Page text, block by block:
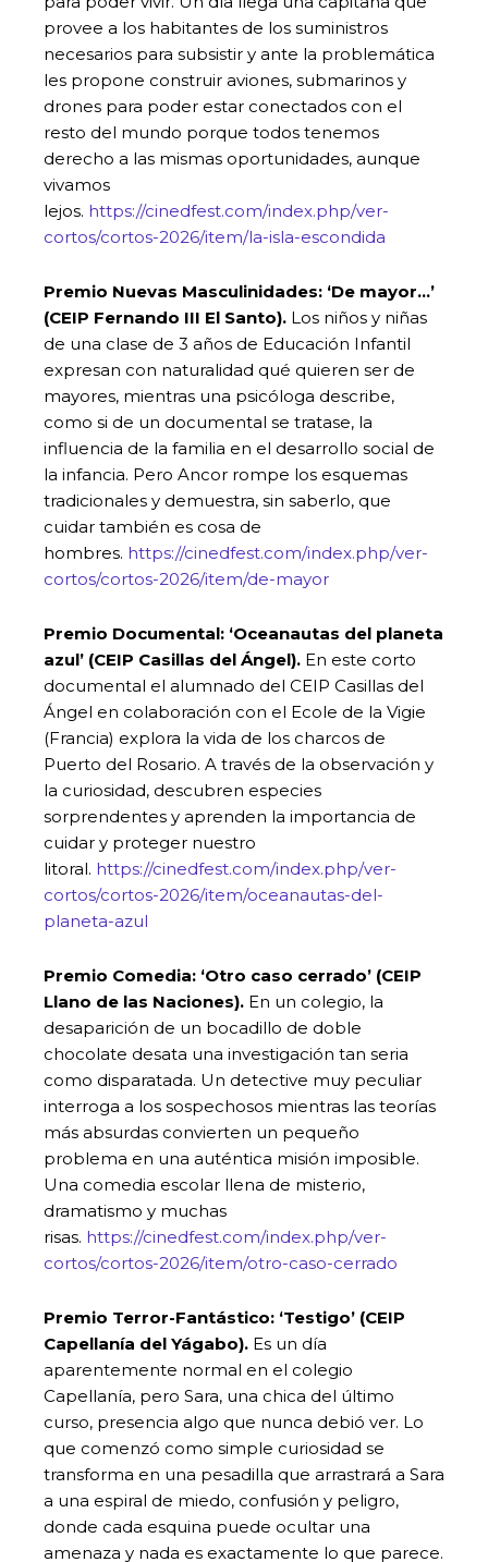
provee a los habitantes de los suministros
necesarios para subsistir y ante la problemática
les propone construir aviones, submarinos y
drones para poder estar conectados con el
resto del mundo porque todos tenemos
derecho a las mismas oportunidades, aunque
vivamos
lejos. https://cinedfest.com/index.php/ver-
cortos/cortos-2026/item/la-isla-escondida
Premio Nuevas Masculinidades: ‘De mayor…’
(CEIP Fernando III El Santo). Los niños y niñas
de una clase de 3 años de Educación Infantil
expresan con naturalidad qué quieren ser de
mayores, mientras una psicóloga describe,
como si de un documental se tratase, la
influencia de la familia en el desarrollo social de
la infancia. Pero Ancor rompe los esquemas
tradicionales y demuestra, sin saberlo, que
cuidar también es cosa de
hombres. https://cinedfest.com/index.php/ver-
cortos/cortos-2026/item/de-mayor
Premio Documental: ‘Oceanautas del planeta
azul’ (CEIP Casillas del Ángel). En este corto
documental el alumnado del CEIP Casillas del
Ángel en colaboración con el Ecole de la Vigie
(Francia) explora la vida de los charcos de
Puerto del Rosario. A través de la observación y
la curiosidad, descubren especies
sorprendentes y aprenden la importancia de
cuidar y proteger nuestro
litoral. https://cinedfest.com/index.php/ver-
cortos/cortos-2026/item/oceanautas-del-
planeta-azul
Premio Comedia: ‘Otro caso cerrado’ (CEIP
Llano de las Naciones). En un colegio, la
desaparición de un bocadillo de doble
chocolate desata una investigación tan seria
como disparatada. Un detective muy peculiar
interroga a los sospechosos mientras las teorías
más absurdas convierten un pequeño
problema en una auténtica misión imposible.
Una comedia escolar llena de misterio,
dramatismo y muchas
risas. https://cinedfest.com/index.php/ver-
cortos/cortos-2026/item/otro-caso-cerrado
Premio Terror-Fantástico: ‘Testigo’ (CEIP
Capellanía del Yágabo). Es un día
aparentemente normal en el colegio
Capellanía, pero Sara, una chica del último
curso, presencia algo que nunca debió ver. Lo
que comenzó como simple curiosidad se
transforma en una pesadilla que arrastrará a Sara
a una espiral de miedo, confusión y peligro,
donde cada esquina puede ocultar una
amenaza y nada es exactamente lo que parece.